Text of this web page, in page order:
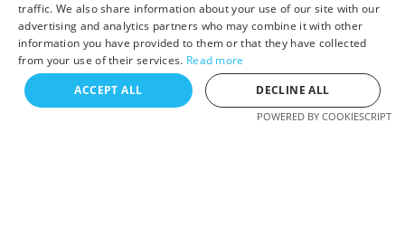
traffic. We also share information about your use of our site with our
advertising and analytics partners who may combine it with other
information you have provided to them or that they have collected
from your use of their services. Read more
ACCEPT ALL
DECLINE ALL
POWERED BY COOKIESCRIPT